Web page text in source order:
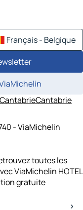
Français - Belgique
CantabrieCantabrie
- ViaMichelin
toutes les
ViaMichelin HOTEL
gratuite